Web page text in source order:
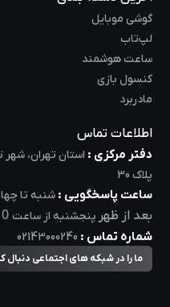
گوشی موبایل
لپ‌تاب
ساعت هوشمند
کنسول بازی
مادربرد
اطلاعات تماس
دفتر مرکزی : استان تهران، شهر
پلاک 30
ساعت پاسخگویی : شنبه تا
بعد از ظهر پنجشنبه از ساعت 10
شماره تماس : 02143000240
ما را در شبکه های اجتماعی دنبال